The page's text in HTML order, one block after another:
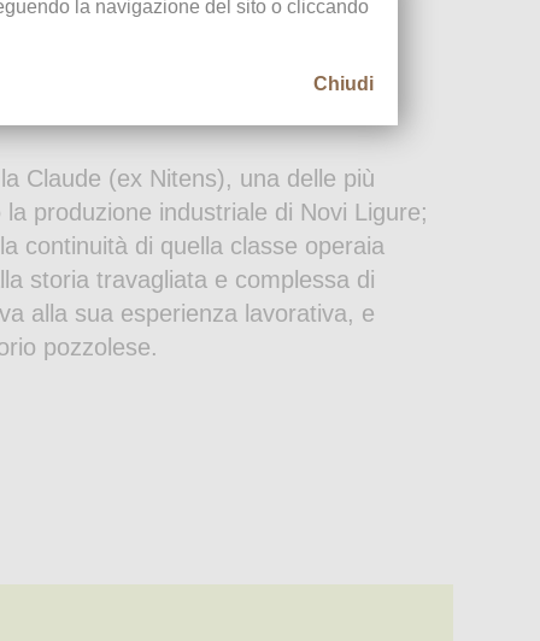
Claude (ex Nitens), una delle più
produzione industriale di Novi Ligure;
continuità di quella classe operaia
storia travagliata e complessa di
alla sua esperienza lavorativa, e
pozzolese.
la navigazione del sito o cliccando
Chiudi